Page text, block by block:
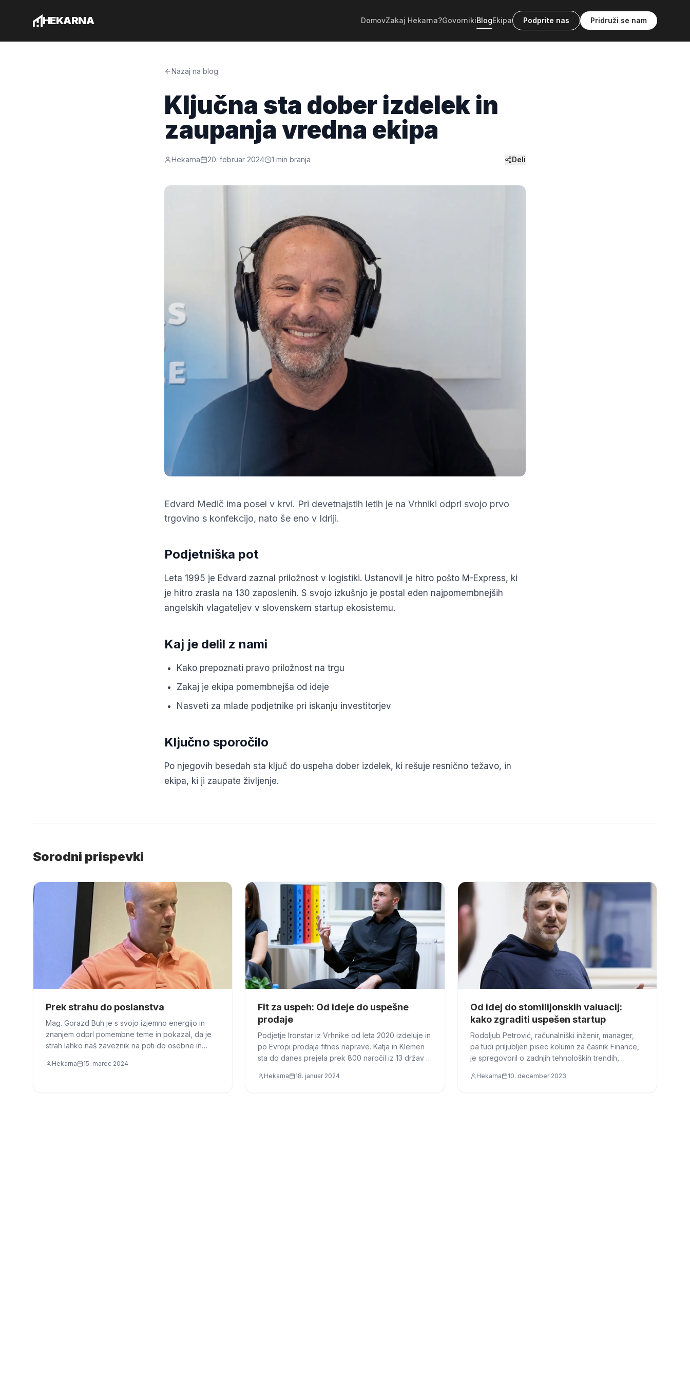
HEKARNA DomovZakaj Hekarna?GovornikiBlogEkipa Podprite nas Pridruži se nam
Nazaj na blog
Ključna sta dober izdelek in
zaupanja vredna ekipa
Hekarna 20. februar 2024 1 min branja Deli
Edvard Medič ima posel v krvi. Pri devetnajstih letih je na Vrhniki odprl svojo prvo
trgovino s konfekcijo, nato še eno v Idriji.
Podjetniška pot
Leta 1995 je Edvard zaznal priložnost v logistiki. Ustanovil je hitro pošto M-Express, ki
je hitro zrasla na 130 zaposlenih. S svojo izkušnjo je postal eden najpomembnejših
angelskih vlagateljev v slovenskem startup ekosistemu.
Kaj je delil z nami
Kako prepoznati pravo priložnost na trgu
Zakaj je ekipa pomembnejša od ideje
Nasveti za mlade podjetnike pri iskanju investitorjev
Ključno sporočilo
Po njegovih besedah sta ključ do uspeha dober izdelek, ki rešuje resnično težavo, in
ekipa, ki ji zaupate življenje.
Sorodni prispevki
Prek strahu do poslanstva
Mag. Gorazd Buh je s svojo izjemno energijo in
znanjem odprl pomembne teme in pokazal, da je
strah lahko naš zaveznik na poti do osebne in
Hekarna 15. marec 2024
Fit za uspeh: Od ideje do uspešne
prodaje
Podjetje Ironstar iz Vrhnike od leta 2020 izdeluje in
po Evropi prodaja fitnes naprave. Katja in Klemen
sta do danes prejela prek 800 naročil iz 13 držav in
Hekarna 18. januar 2024
Od idej do stomilijonskih valuacij:
kako zgraditi uspešen startup
Rodoljub Petrović, računalniški inženir, manager,
pa tudi priljubljen pisec kolumn za časnik Finance,
je spregovoril o zadnjih tehnoloških trendih,
uspešen digitalni produkt.
Hekarna 10. december 2023